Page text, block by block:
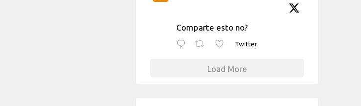
Comparte esto no?
Twitter
Load More